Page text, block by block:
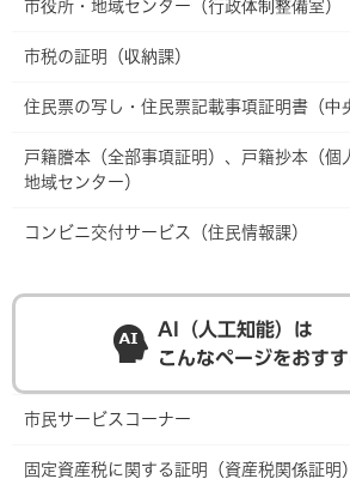
市役所・地域センター（行政体制整備室）
市税の証明（収納課）
住民票の写し・住民票記載事項証明書（中
戸籍謄本（全部事項証明）、戸籍抄本（個
地域センター）
コンビニ交付サービス（住民情報課）
AI（人工知能）は
こんなページをおす
市民サービスコーナー
固定資産税に関する証明（資産税関係証明）